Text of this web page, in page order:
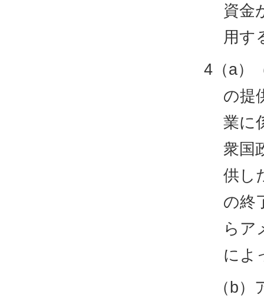
資金
用す
4（a）
の提
業に
衆国
供し
の終
らア
によ
（b